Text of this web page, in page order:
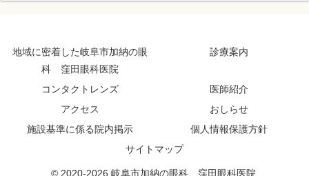
地域に密着した岐阜市加納の眼
科 窪田眼科医院
診療案内
コンタクトレンズ
医師紹介
アクセス
おしらせ
施設基準に係る院内掲示
個人情報保護方針
サイトマップ
© 2020-2026 岐阜市加納の眼科 窪田眼科医院.